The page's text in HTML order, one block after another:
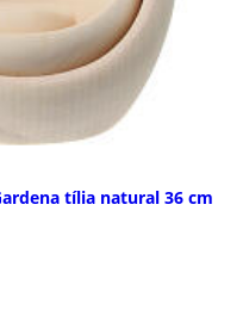
tília natural 36 cm